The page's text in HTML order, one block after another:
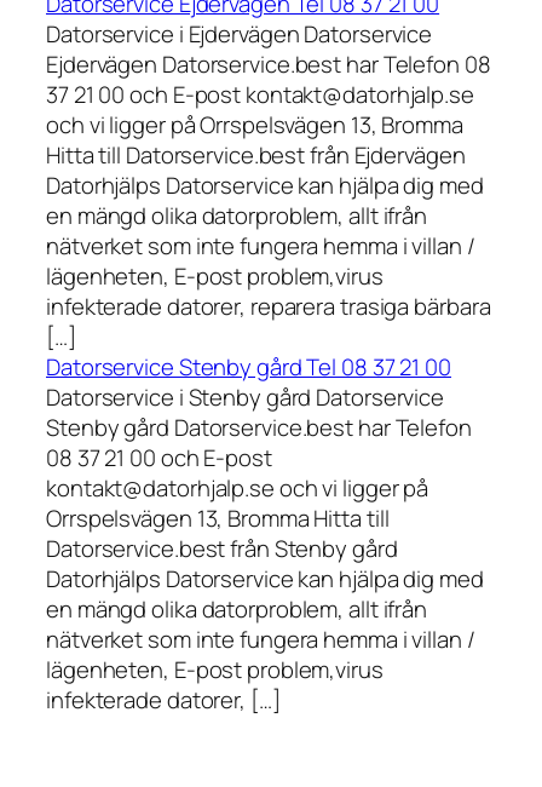
Datorservice i Ejdervägen Datorservice
Ejdervägen Datorservice.best har Telefon 08
37 21 00 och E-post kontakt@datorhjalp.se
och vi ligger på Orrspelsvägen 13, Bromma
Hitta till Datorservice.best från Ejdervägen
Datorhjälps Datorservice kan hjälpa dig med
en mängd olika datorproblem, allt ifrån
nätverket som inte fungera hemma i villan /
lägenheten, E-post problem,virus
infekterade datorer, reparera trasiga bärbara
[…]
Datorservice Stenby gård Tel 08 37 21 00
Datorservice i Stenby gård Datorservice
Stenby gård Datorservice.best har Telefon
08 37 21 00 och E-post
kontakt@datorhjalp.se och vi ligger på
Orrspelsvägen 13, Bromma Hitta till
Datorservice.best från Stenby gård
Datorhjälps Datorservice kan hjälpa dig med
en mängd olika datorproblem, allt ifrån
nätverket som inte fungera hemma i villan /
lägenheten, E-post problem,virus
infekterade datorer, […]